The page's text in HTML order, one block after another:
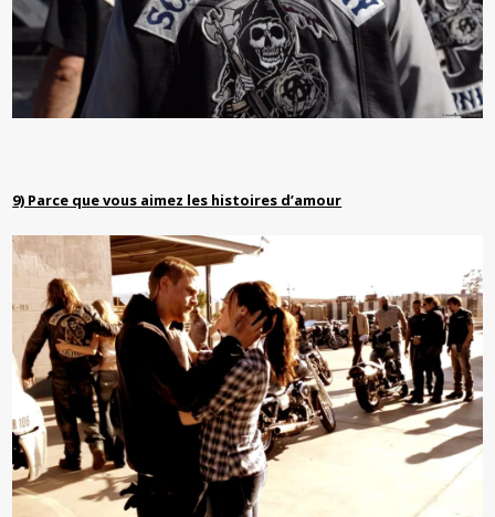
9) Parce que vous aimez les histoires d’amour